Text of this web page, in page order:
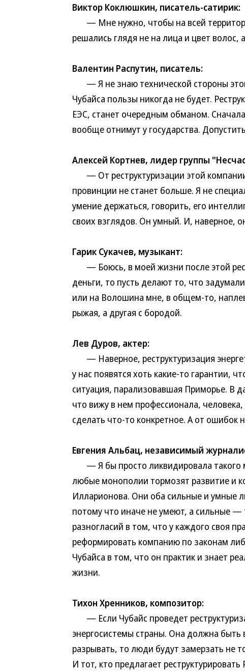
Виктор Коклюшкин, писатель-сатирик:
— Мне нужно, чтобы на всей
решались глядя не на лица и цвет
Валентин Распутин, писатель:
— Я не знаю технической стороны
Чубайса пользы никогда не будет.
ЕЭС, станет очередным обманом.
вообще отнимут у государства.
Алексей Кортнев, лидер группы
— От реструктуризации этой
провинции не станет больше. Я не
умение держаться, говорить, его
своих взглядов. Он умный. И, наверное,
Гарик Сукачев, музыкант:
— Боюсь, в моей жизни после этой
деньги, то пусть делают то, что
или на Волошина мне, в общем-то,
рыжая, а другая с бородой.
Лев Дуров, актер:
— Наверное, реструктуризация
у нас появятся хоть какие-то гарантии,
ситуация, парализовавшая Приморье. В
что вижу в нем профессионала,
сделать что-то конкретное. А от ошибок
Евгения Альбац, независимый
— Я бы просто ликвидировала такого
любые монополии тормозят развитие и
Илларионова. Они оба сильные и умные
потому что иначе не умеют, а сильные —
разногласий в том, что у каждого своя
реформировать компанию по законам
Чубайса в том, что он практик и знает
жизни.
Тихон Хренников, композитор:
— Если Чубайс проведет
энергосистемы страны. Она должна быть
разрывать, то люди будут замерзать не
И тот, кто предлагает